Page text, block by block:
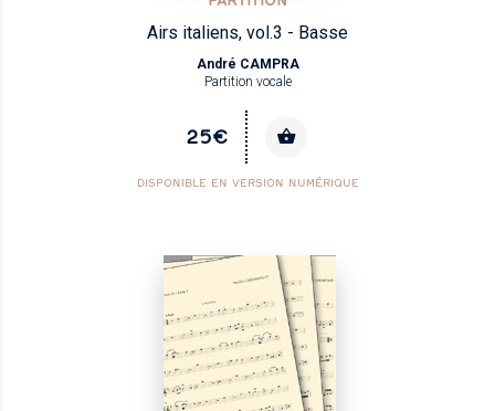
Airs italiens, vol.3 - Basse
André CAMPRA
Partition vocale
25€
DISPONIBLE EN VERSION NUMÉRIQUE